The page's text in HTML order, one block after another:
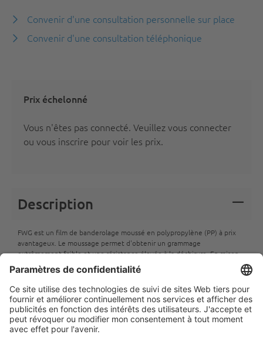
Convenir d'une consultation personnelle sur place
Convenir d'une consultation téléphonique
Prix échelonné
Vous n'êtes pas connecté. Veuillez vous connecter
ou vous inscrire pour voir les prix.
Description
FWG est un film de banderolage moussé en polypropylène (PP) à prix
avantageux. Le moussage permet d'obtenir un grammage
extrêmement faible et une résistance élevée à la déchirure. En raison
de sa surface poreuse, FWG fournit une image imprimée moyenne en
flexographie. Il convient à l'impression en flux tendu par transfert
thermique. FWG est souvent utilisé pour le banderolage des légumes.
Recyclabilité